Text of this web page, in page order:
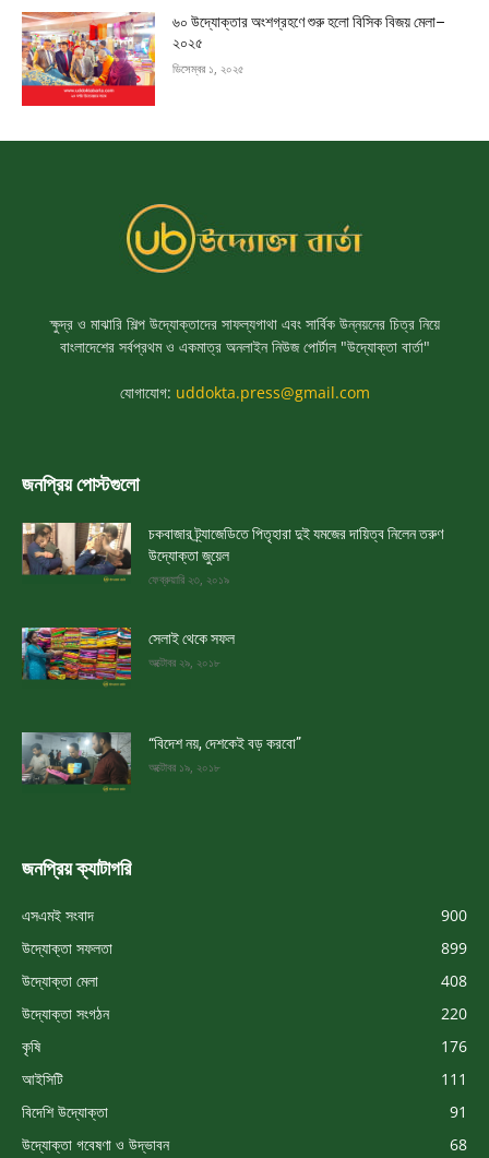
৬০ উদ্যোক্তার অংশগ্রহণে শুরু হলো বিসিক বিজয় মেলা–
২০২৫
ডিসেম্বর ১, ২০২৫
ক্ষুদ্র ও মাঝারি শিল্প উদ্যোক্তাদের সাফল্যগাথা এবং সার্বিক উন্নয়নের চিত্র নিয়ে
বাংলাদেশের সর্বপ্রথম ও একমাত্র অনলাইন নিউজ পোর্টাল "উদ্যোক্তা বার্তা"
যোগাযোগ: uddokta.press@gmail.com
জনপ্রিয় পোস্টগুলো
চকবাজার ট্র্যাজেডিতে পিতৃহারা দুই যমজের দায়িত্ব নিলেন তরুণ
উদ্যোক্তা জুয়েল
ফেব্রুয়ারি ২৩, ২০১৯
সেলাই থেকে সফল
অক্টোবর ২৯, ২০১৮
“বিদেশ নয়, দেশকেই বড় করবো”
অক্টোবর ১৯, ২০১৮
জনপ্রিয় ক্যাটাগরি
এসএমই সংবাদ
900
উদ্যোক্তা সফলতা
899
উদ্যোক্তা মেলা
408
উদ্যোক্তা সংগঠন
220
কৃষি
176
আইসিটি
111
বিদেশি উদ্যোক্তা
91
উদ্যোক্তা গবেষণা ও উদ্ভাবন
68